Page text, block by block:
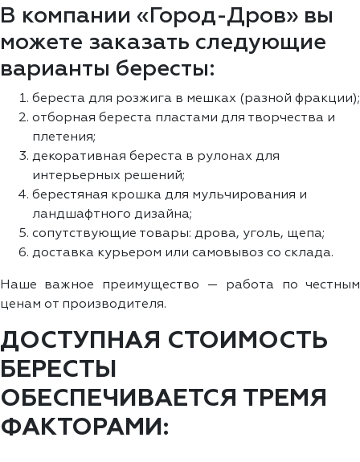
В компании «Город-Дров» вы
можете заказать следующие
варианты бересты:
береста для розжига в мешках (разной фракции);
отборная береста пластами для творчества и
плетения;
декоративная береста в рулонах для
интерьерных решений;
берестяная крошка для мульчирования и
ландшафтного дизайна;
сопутствующие товары: дрова, уголь, щепа;
доставка курьером или самовывоз со склада.
Наше важное преимущество — работа по честным
ценам от производителя.
ДОСТУПНАЯ СТОИМОСТЬ
БЕРЕСТЫ
ОБЕСПЕЧИВАЕТСЯ ТРЕМЯ
ФАКТОРАМИ: